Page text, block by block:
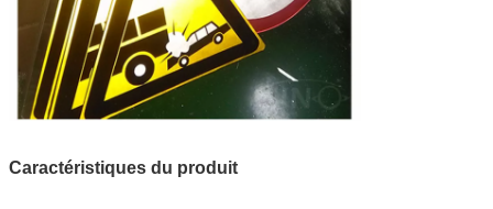
Caractéristiques du produit